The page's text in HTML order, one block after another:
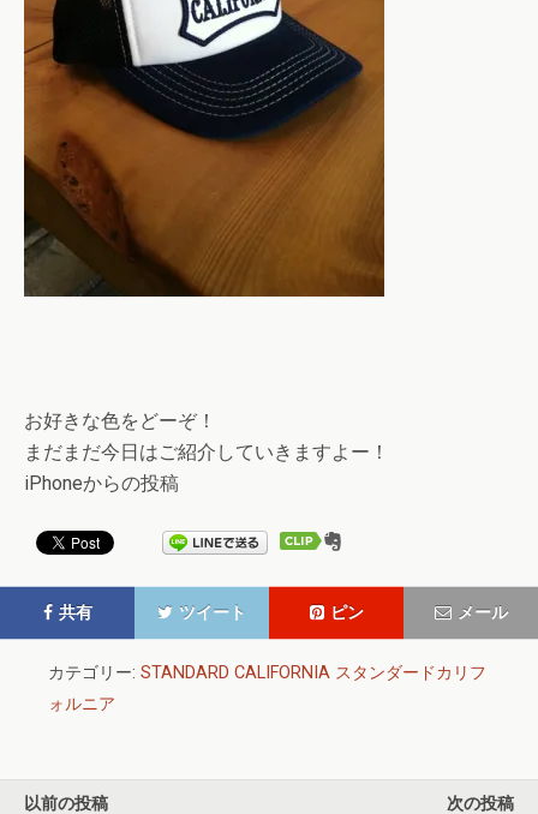
お好きな色をどーぞ！
まだまだ今日はご紹介していきますよー！
iPhoneからの投稿
共有 ツイート ピン メール
カテゴリー: STANDARD CALIFORNIA スタンダードカリフ
ォルニア
以前の投稿 次の投稿